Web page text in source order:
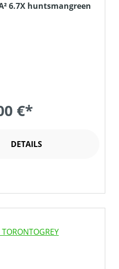
6.7X huntsmangreen
€*
DETAILS